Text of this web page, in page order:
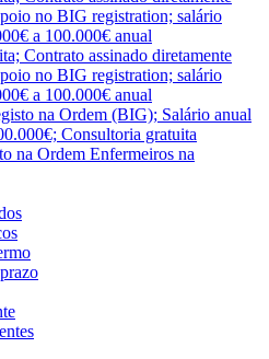
no BIG registration; salário
a 100.000€ anual
Contrato assinado diretamente
no BIG registration; salário
a 100.000€ anual
na Ordem (BIG); Salário anual
Consultoria gratuita
na Ordem Enfermeiros na